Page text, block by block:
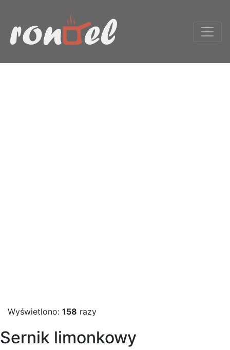
Wyświetlono: 158 razy
Sernik limonkowy